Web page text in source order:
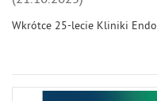
Wkrótce 25-lecie Kliniki